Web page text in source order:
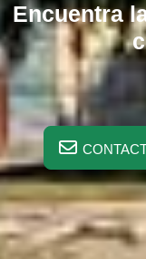
Encuentra